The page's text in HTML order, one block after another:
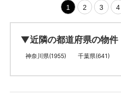
1 2 3 4
▼近隣の都道府県の物件
神奈川県(1955) 千葉県(641)